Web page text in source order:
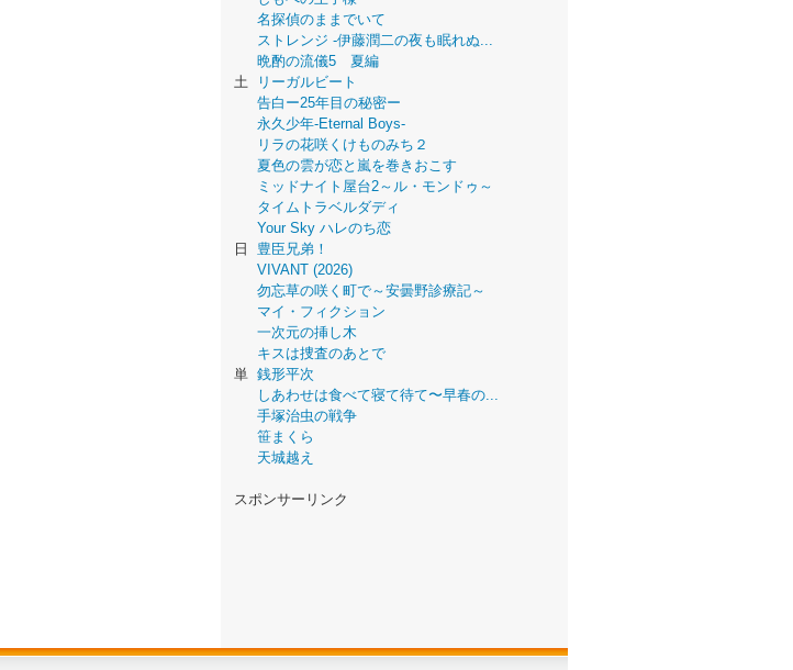
名探偵のままでいて
ストレンジ -伊藤潤二の夜も眠れぬ...
晩酌の流儀5 夏編
土
リーガルビート
告白ー25年目の秘密ー
永久少年-Eternal Boys-
リラの花咲くけものみち２
夏色の雲が恋と嵐を巻きおこす
ミッドナイト屋台2～ル・モンドゥ～
タイムトラベルダディ
Your Sky ハレのち恋
日
豊臣兄弟！
VIVANT (2026)
勿忘草の咲く町で～安曇野診療記～
マイ・フィクション
一次元の挿し木
キスは捜査のあとで
単 銭形平次
しあわせは食べて寝て待て〜早春の...
手塚治虫の戦争
笹まくら
天城越え
スポンサーリンク